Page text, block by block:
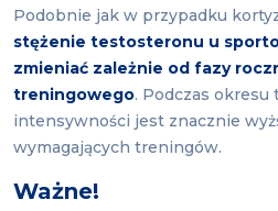
Podobnie jak w przypadku
stężenie testosteronu u
zmieniać zależnie od fazy
treningowego. Podczas
intensywności jest znacznie
wymagających treningów.
Ważne!